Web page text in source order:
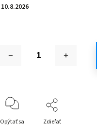
10.8.2026
Opýtať sa Zdieľať